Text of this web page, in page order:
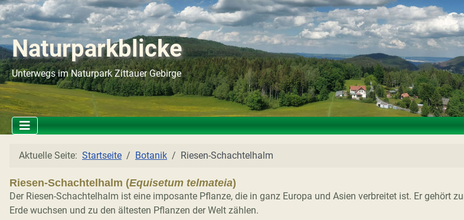
Naturparkblicke
Unterwegs im Naturpark Zittauer Gebirge
Aktuelle Seite: Startseite Botanik Riesen-Schachtelhalm
Riesen-Schachtelhalm (Equisetum telmateia)
Der Riesen-Schachtelhalm ist eine imposante Pflanze, die in ganz Europa und Asien verbreitet ist. Er gehört
Erde wuchsen und zu den ältesten Pflanzen der Welt zählen.